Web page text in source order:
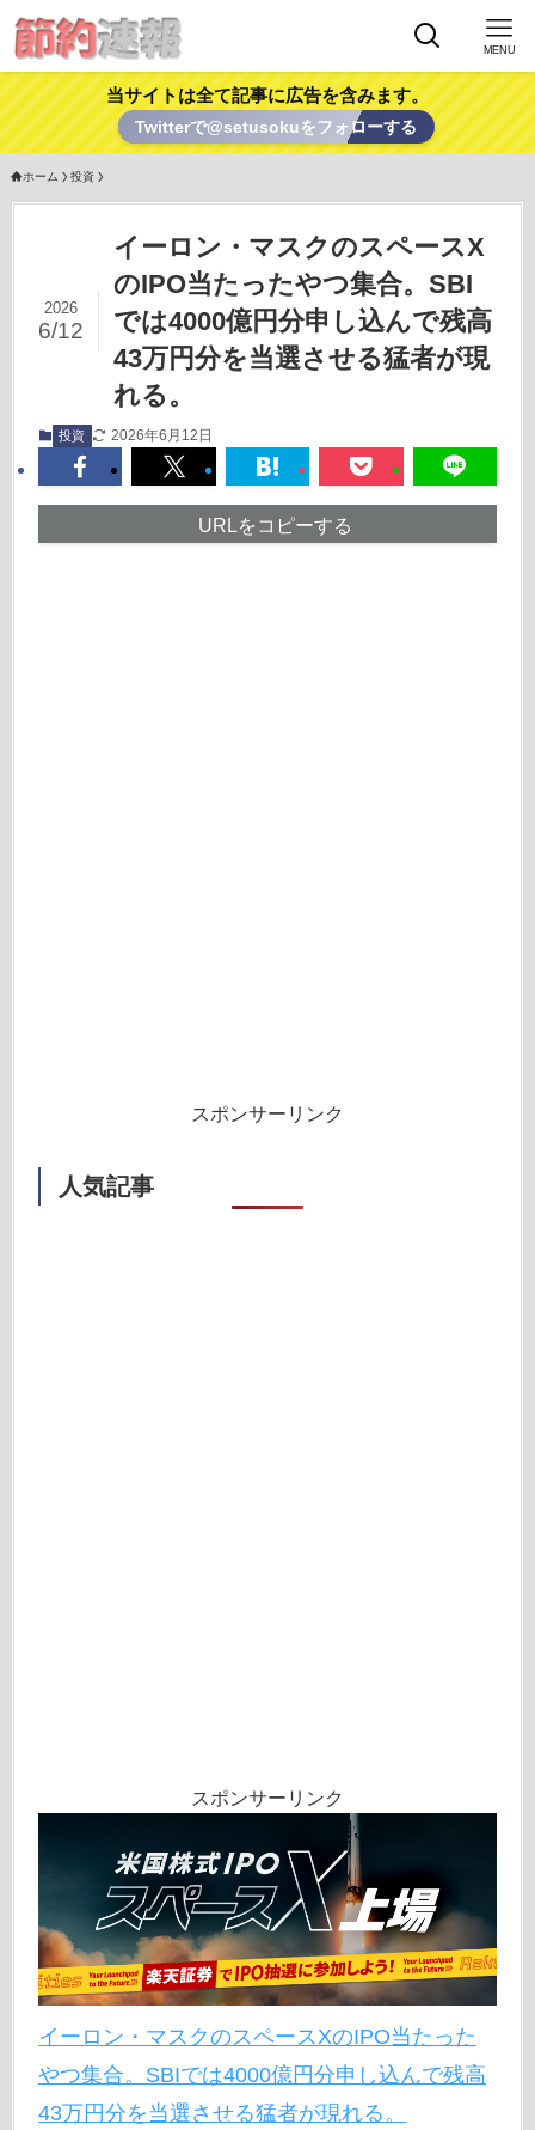
MENU
当サイトは全て記事に広告を含みます。
Twitterで@setusokuをフォローする
ホーム 投資
イーロン・マスクのスペースX
のIPO当たったやつ集合。SBI
では4000億円分申し込んで残高
43万円分を当選させる猛者が現
れる。
2026
6/12
投資 2026年6月12日
URLをコピーする
スポンサーリンク
人気記事
スポンサーリンク
イーロン・マスクのスペースXのIPO当たった
やつ集合。SBIでは4000億円分申し込んで残高
43万円分を当選させる猛者が現れる。